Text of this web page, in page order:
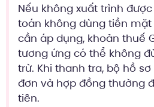
Nếu không xuất trình
toán không dùng tiền
cần áp dụng, khoản thuế
tương ứng có thể không
trừ. Khi thanh tra, bộ hồ
đơn và hợp đồng thường
tiên.